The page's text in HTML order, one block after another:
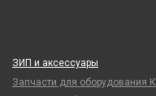
ЗИП и аксессуары
Запчасти для оборудования